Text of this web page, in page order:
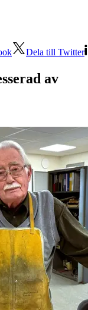
Dela till Twitter
av